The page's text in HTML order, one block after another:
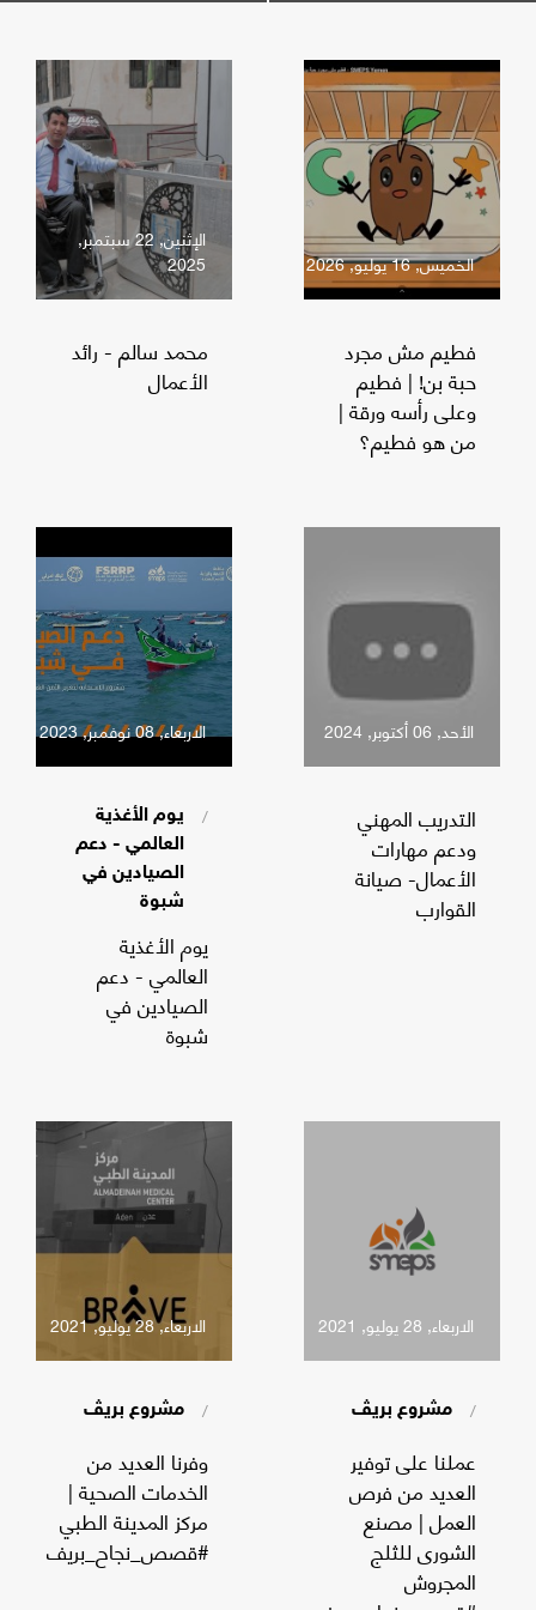
الخميس, 16 يوليو, 2026
فطيم مش مجرد
حبة بن! | فطيم
وعلى رأسه ورقة |
من هو فطيم؟
الإثنين, 22 سبتمبر,
2025
محمد سالم - رائد
الأعمال
الأحد, 06 أكتوبر, 2024
التدريب المهني
ودعم مهارات
الأعمال- صيانة
القوارب
الاربعاء, 08 نوفمبر, 2023
/
يوم الأغذية
العالمي - دعم
الصيادين في
شبوة
يوم الأغذية
العالمي - دعم
الصيادين في
شبوة
الاربعاء, 28 يوليو, 2021
/ مشروع بريڤ
عملنا على توفير
العديد من فرص
العمل | مصنع
الشورى للثلج
المجروش
الاربعاء, 28 يوليو, 2021
/ مشروع بريڤ
وفرنا العديد من
الخدمات الصحية |
مركز المدينة الطبي
#قصص_نجاح_بريف